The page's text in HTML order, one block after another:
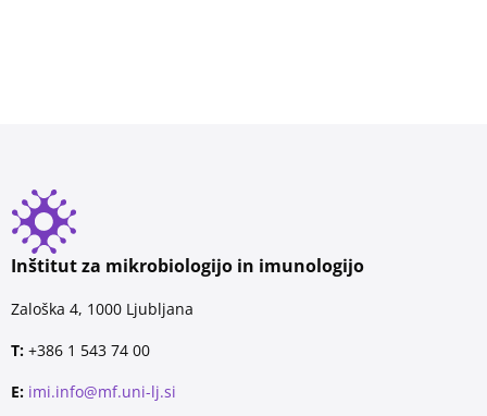
Inštitut za mikrobiologijo in imunologijo
Zaloška 4, 1000 Ljubljana
T: +386 1 543 74 00
E: imi.info@mf.uni-lj.si